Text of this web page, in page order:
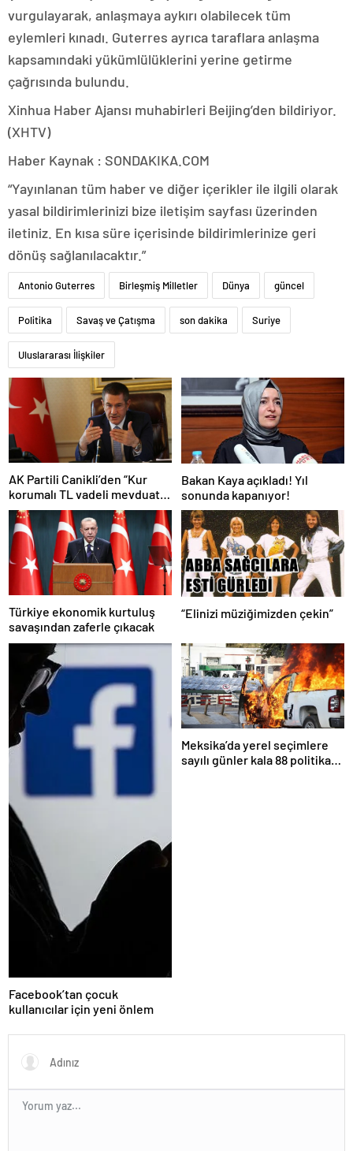
vurgulayarak, anlaşmaya aykırı olabilecek tüm
eylemleri kınadı. Guterres ayrıca taraflara anlaşma
kapsamındaki yükümlülüklerini yerine getirme
çağrısında bulundu.
Xinhua Haber Ajansı muhabirleri Beijing’den bildiriyor.
(XHTV)
Haber Kaynak : SONDAKIKA.COM
“Yayınlanan tüm haber ve diğer içerikler ile ilgili olarak
yasal bildirimlerinizi bize iletişim sayfası üzerinden
iletiniz. En kısa süre içerisinde bildirimlerinize geri
dönüş sağlanılacaktır.”
Antonio Guterres Birleşmiş Milletler Dünya güncel
Politika Savaş ve Çatışma son dakika Suriye
Uluslararası İlişkiler
AK Partili Canikli’den “Kur
korumalı TL vadeli mevduat
sistemi” açıklaması!
Bakan Kaya açıkladı! Yıl
sonunda kapanıyor!
Türkiye ekonomik kurtuluş
savaşından zaferle çıkacak
“Elinizi müziğimizden çekin”
Facebook’tan çocuk
kullanıcılar için yeni önlem
Meksika’da yerel seçimlere
sayılı günler kala 88 politikacı